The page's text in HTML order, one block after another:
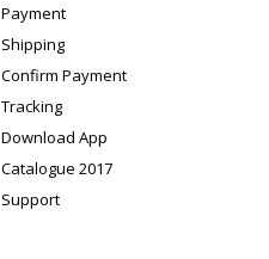
Payment
Shipping
Confirm Payment
Tracking
Download App
Catalogue 2017
Support